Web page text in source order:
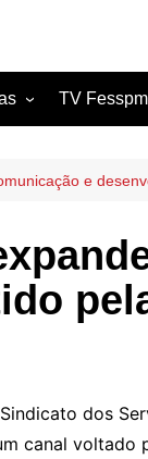
TV
e
dos
canal